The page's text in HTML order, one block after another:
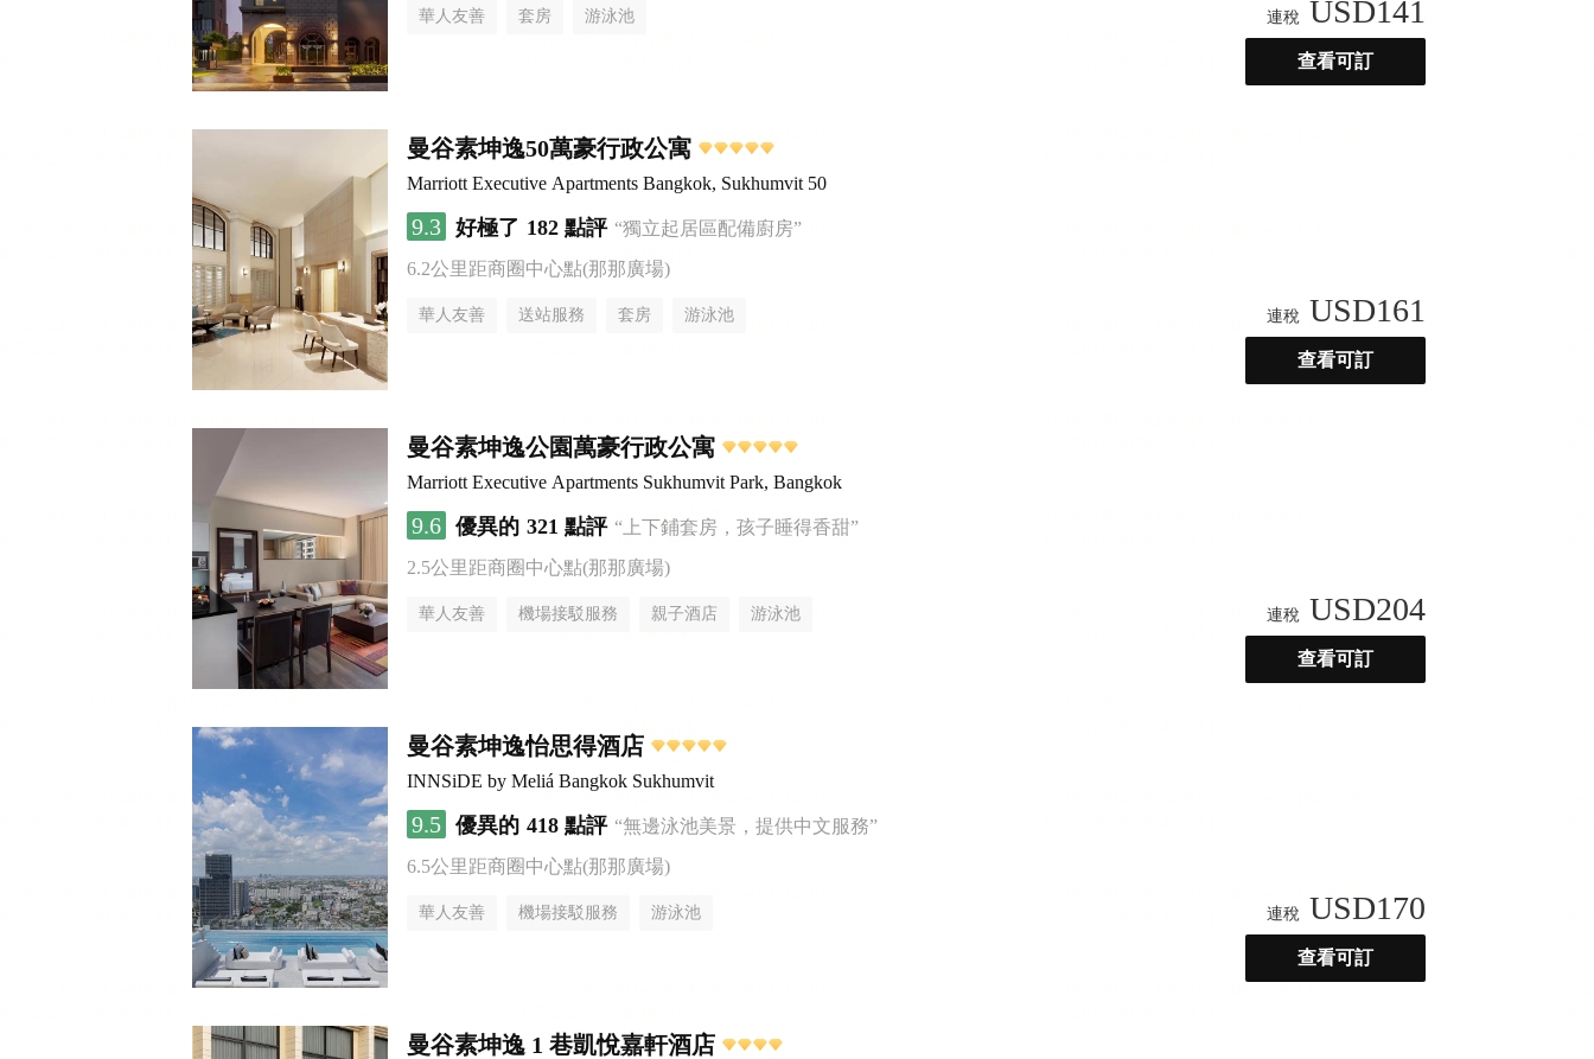
華人友善 套房 游泳池 連稅 USD141
查看可訂
曼谷素坤逸50萬豪行政公寓
Marriott Executive Apartments Bangkok, Sukhumvit 50
9.3 好極了 182 點評 “獨立起居區配備廚房”
6.2公里距商圈中心點(那那廣場)
華人友善 送站服務 套房 游泳池 連稅 USD161
查看可訂
曼谷素坤逸公園萬豪行政公寓
Marriott Executive Apartments Sukhumvit Park, Bangkok
9.6 優異的 321 點評 “上下鋪套房，孩子睡得香甜”
2.5公里距商圈中心點(那那廣場)
華人友善 機場接駁服務 親子酒店 游泳池 連稅 USD204
查看可訂
曼谷素坤逸怡思得酒店
INNSiDE by Meliá Bangkok Sukhumvit
9.5 優異的 418 點評 “無邊泳池美景，提供中文服務”
6.5公里距商圈中心點(那那廣場)
華人友善 機場接駁服務 游泳池 連稅 USD170
查看可訂
曼谷素坤逸 1 巷凱悅嘉軒酒店